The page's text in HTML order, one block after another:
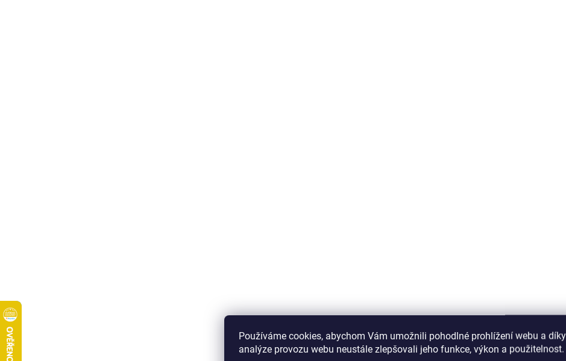
Používáme cookies, abychom Vám umožnili pohodlné prohlížení webu a díky
analýze provozu webu neustále zlepšovali jeho funkce, výkon a použitelnost.